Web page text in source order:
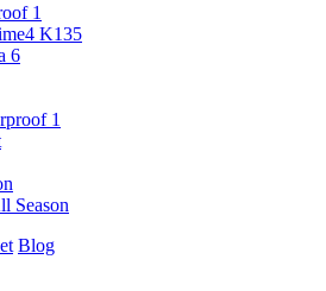
1
K135
6
1
Season
Blog